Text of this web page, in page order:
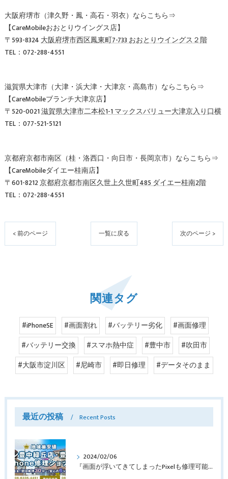
大阪府堺市（津久野・鳳・高石・羽衣）ならこちら⇒
【CareMobileおおとりウイングス店】
〒593-8324大阪府堺市西区鳳東町7-733 おおとりウイングス２階
TEL：072-288-4551
滋賀県大津市（大津・浜大津・大津京・高島市）ならこちら⇒
【CareMobileブランチ大津京店】
〒520-0021滋賀県大津市二本松1-1 マックスバリュー大津京入り口横
TEL：077-521-5121
京都府京都市南区（桂・洛西口・向日市・長岡京市）ならこちら⇒
【CareMobileダイエー桂南店】
〒601-8212京都府京都市南区久世上久世町485 ダイエー桂南2階
TEL：072-288-4551
< 前のページ 一覧に戻る 次のページ >
関連タグ
#iPhoneSE #画面割れ #バッテリー劣化
#画面修理
#バッテリー交換
#スマホ熱中症 #豊中市
#吹田市
#大阪市淀川区
#尼崎市 #即日修理 #データそのまま
最近の投稿 Recent Posts
2024/02/06
『画面が浮いてきてしまったPixelも修理可能？』淀川区西三国よりバッテリー交換でご来店♪【Google Pixel5】